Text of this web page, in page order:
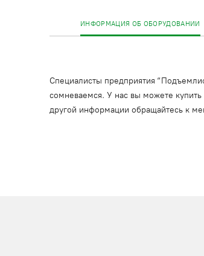
ИНФОРМАЦИЯ ОБ ОБОРУДОВАНИИ
Специалисты предприятия
сомневаемся. У нас вы можете
другой информации обращайтесь к